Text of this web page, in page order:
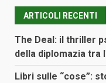
ARTICOLI RECENTI
The Deal: il thriller
della diplomazia tra
Libri sulle “cose”: